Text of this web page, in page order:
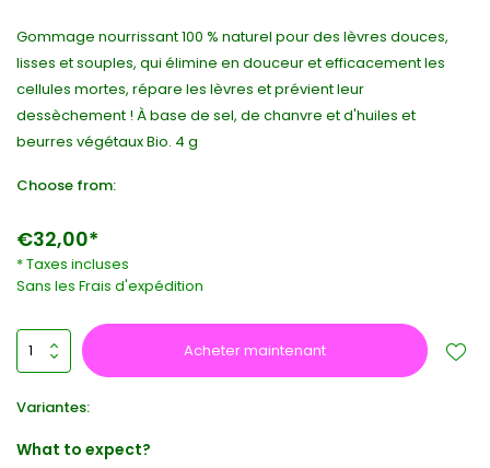
Gommage nourrissant 100 % naturel pour des lèvres douces,
lisses et souples, qui élimine en douceur et efficacement les
cellules mortes, répare les lèvres et prévient leur
dessèchement ! À base de sel, de chanvre et d'huiles et
beurres végétaux Bio. 4 g
Choose from:
€32,00*
* Taxes incluses
Sans les Frais d'expédition
Acheter maintenant
Variantes:
What to expect?